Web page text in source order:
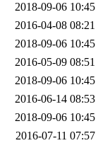
2018-09-06 10:45
2016-04-08 08:21
2018-09-06 10:45
2016-05-09 08:51
2018-09-06 10:45
2016-06-14 08:53
2018-09-06 10:45
2016-07-11 07:57